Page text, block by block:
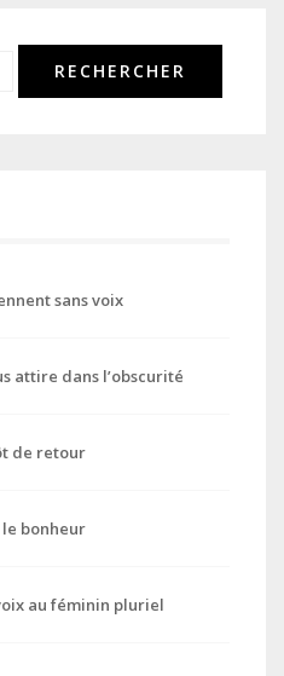
sans voix
attire dans l’obscurité
de retour
bonheur
au féminin pluriel